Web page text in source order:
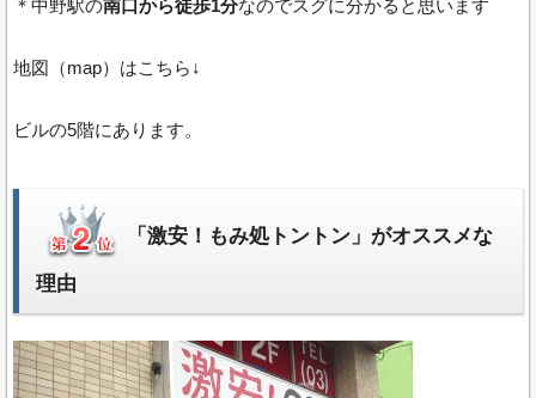
＊中野駅の南口から徒歩1分なのでスグに分かると思います
地図（map）はこちら↓
ビルの5階にあります。
「激安！もみ処トントン」がオススメな
理由